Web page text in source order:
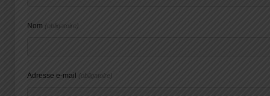
Nom (obligatoire)
Adresse e-mail (obligatoire)